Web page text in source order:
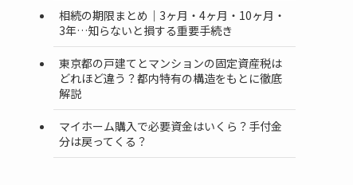
相続の期限まとめ｜3ヶ月・4ヶ月・10ヶ月・
3年…知らないと損する重要手続き
東京都の戸建てとマンションの固定資産税は
どれほど違う？都内特有の構造をもとに徹底
解説
マイホーム購入で必要資金はいくら？手付金
分は戻ってくる？